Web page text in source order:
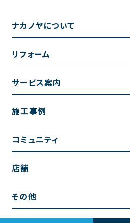
ナカノヤについて
事業内容
採用情報
リフォーム
トイレのリフォーム
キッチンのリフォーム
リノベーション
内装のリフォーム
水回りのリフォーム
サービス案内
サービスの流れ
施工事例
施工事例一覧
お風呂の施工事例
コミュニティ
コミュニティ
お知らせ
店舗
越谷店
その他
お問い合わせ